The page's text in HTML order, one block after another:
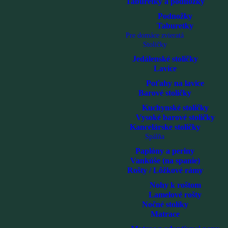
Podnožky
Taburetky
Pre domáce zvieratá
Stoličky
Jedálenské stoličky
Lavice
Poťahy na lavice
Barové stoličky
Kuchynské stoličky
Vysoké barové stoličky
Kancelárske stoličky
Spálňa
Paplóny a periny
Vankúše (na spanie)
Rošty / Lôžkové rámy
Nohy k roštom
Lamelové rošty
Nočné stolíky
Matrace